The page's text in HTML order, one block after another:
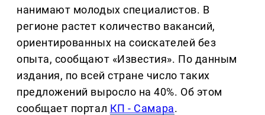
нанимают молодых специалистов. В
регионе растет количество вакансий,
ориентированных на соискателей без
опыта, сообщают «Известия». По данным
издания, по всей стране число таких
предложений выросло на 40%. Об этом
сообщает портал КП - Самара.